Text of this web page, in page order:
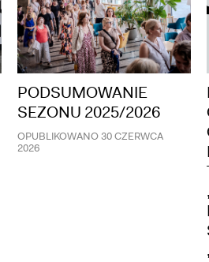
PODSUMOWANIE
SEZONU 2025/2026
OPUBLIKOWANO30 CZERWCA
2026